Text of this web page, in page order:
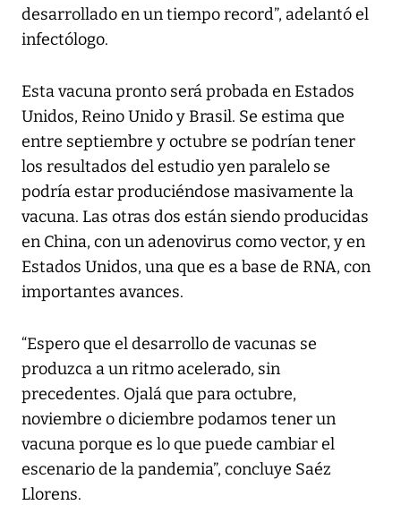
desarrollado en un tiempo record”, adelantó el
infectólogo.
Esta vacuna pronto será probada en Estados
Unidos, Reino Unido y Brasil. Se estima que
entre septiembre y octubre se podrían tener
los resultados del estudio yen paralelo se
podría estar produciéndose masivamente la
vacuna. Las otras dos están siendo producidas
en China, con un adenovirus como vector, y en
Estados Unidos, una que es a base de RNA, con
importantes avances.
“Espero que el desarrollo de vacunas se
produzca a un ritmo acelerado, sin
precedentes. Ojalá que para octubre,
noviembre o diciembre podamos tener un
vacuna porque es lo que puede cambiar el
escenario de la pandemia”, concluye Saéz
Llorens.